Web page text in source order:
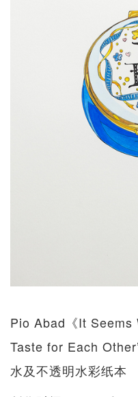
Pio Abad《It
Taste for Each
水及不透明水彩纸本